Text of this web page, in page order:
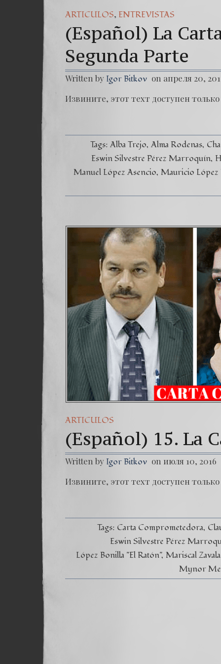
ARTICULOS, ENTREVISTAS
(Español) La
Segunda Parte
Written by Igor Bitkov on апреля 20,
Извините, этот техт доступен только
Tags: Alba Trejo Alma Rodenas
Eswin Silvestre Pérez Marroquín
Manuel López Asencio Mauricio López
ARTICULOS
(Español) 15. La
Written by Igor Bitkov on июля 10, 2016
Извините, этот техт доступен только
Tags: Carta Comprometedora
Eswin Silvestre Pérez
López Bonilla "El Ratón" Mariscal Zavala
Mynor